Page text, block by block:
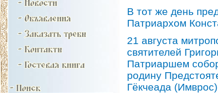
В тот же день
Патриархом
21 августа
святителей
Патриаршем
родину
Гёкчеада